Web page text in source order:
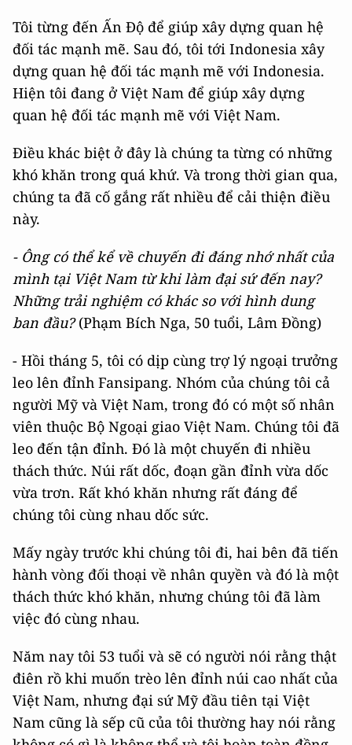
Tôi từng đến Ấn Độ để giúp xây dựng quan hệ
đối tác mạnh mẽ. Sau đó, tôi tới Indonesia xây
dựng quan hệ đối tác mạnh mẽ với Indonesia.
Hiện tôi đang ở Việt Nam để giúp xây dựng
quan hệ đối tác mạnh mẽ với Việt Nam.
Điều khác biệt ở đây là chúng ta từng có những
khó khăn trong quá khứ. Và trong thời gian qua,
chúng ta đã cố gắng rất nhiều để cải thiện điều
này.
- Ông có thể kể về chuyến đi đáng nhớ nhất của
mình tại Việt Nam từ khi làm đại sứ đến nay?
Những trải nghiệm có khác so với hình dung
ban đầu?(Phạm Bích Nga, 50 tuổi, Lâm Đồng)
- Hồi tháng 5, tôi có dịp cùng trợ lý ngoại trưởng
leo lên đỉnh Fansipang. Nhóm của chúng tôi cả
người Mỹ và Việt Nam, trong đó có một số nhân
viên thuộc Bộ Ngoại giao Việt Nam. Chúng tôi đã
leo đến tận đỉnh. Đó là một chuyến đi nhiều
thách thức. Núi rất dốc, đoạn gần đỉnh vừa dốc
vừa trơn. Rất khó khăn nhưng rất đáng để
chúng tôi cùng nhau dốc sức.
Mấy ngày trước khi chúng tôi đi, hai bên đã tiến
hành vòng đối thoại về nhân quyền và đó là một
thách thức khó khăn, nhưng chúng tôi đã làm
việc đó cùng nhau.
Năm nay tôi 53 tuổi và sẽ có người nói rằng thật
điên rồ khi muốn trèo lên đỉnh núi cao nhất của
Việt Nam, nhưng đại sứ Mỹ đầu tiên tại Việt
Nam cũng là sếp cũ của tôi thường hay nói rằng